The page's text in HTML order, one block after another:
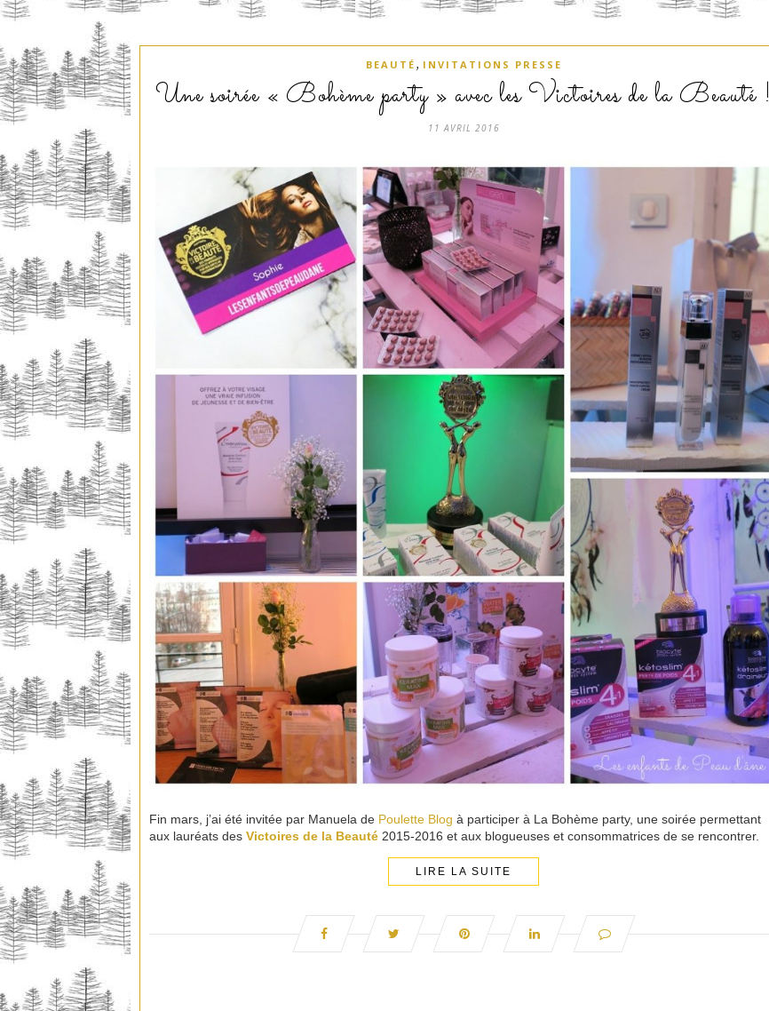
BEAUTÉ , INVITATIONS PRESSE
Une soirée « Bohème party » avec les Victoires de la Beauté !
11 AVRIL 2016
Fin mars, j’ai été invitée par Manuela de Poulette Blog à participer à La Bohème party, une soirée permettant
aux lauréats des Victoires de la Beauté 2015-2016 et aux blogueuses et consommatrices de se rencontrer.
LIRE LA SUITE